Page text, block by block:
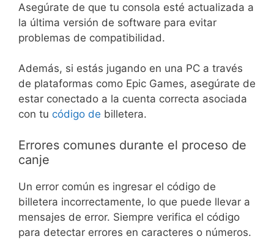
Asegúrate de que tu consola esté actualizada a
la última versión de software para evitar
problemas de compatibilidad.
Además, si estás jugando en una PC a través
de plataformas como Epic Games, asegúrate de
estar conectado a la cuenta correcta asociada
con tu código de billetera.
Errores comunes durante el proceso de
canje
Un error común es ingresar el código de
billetera incorrectamente, lo que puede llevar a
mensajes de error. Siempre verifica el código
para detectar errores en caracteres o números.